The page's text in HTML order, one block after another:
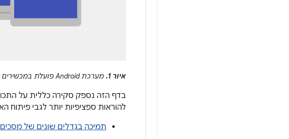
איור 1. מערכת Android פועלת במכשירים שונים עם מסכים ודחיסות פיקסלים שונים.
להוראות ספציפיות יותר לגבי פיתוח
תמיכה בגדלים שונים של מסכים